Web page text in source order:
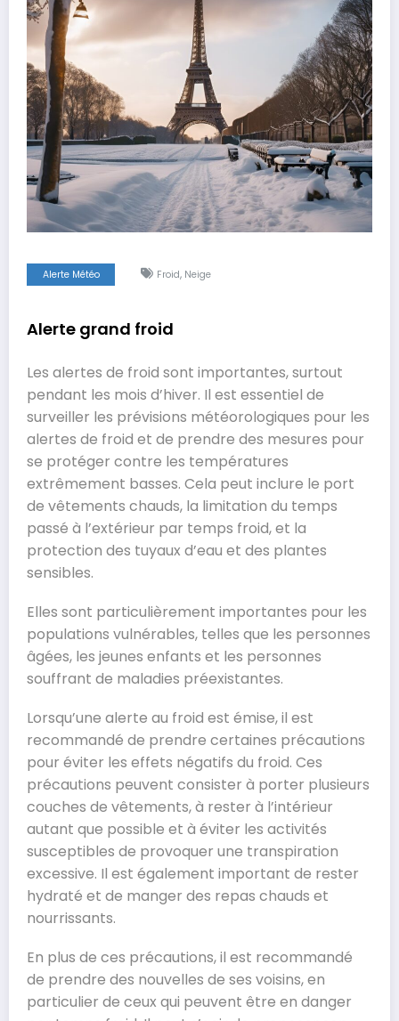
Alerte Météo Froid, Neige
Alerte grand froid
Les alertes de froid sont importantes, surtout
pendant les mois d’hiver. Il est essentiel de
surveiller les prévisions météorologiques pour les
alertes de froid et de prendre des mesures pour
se protéger contre les températures
extrêmement basses. Cela peut inclure le port
de vêtements chauds, la limitation du temps
passé à l’extérieur par temps froid, et la
protection des tuyaux d’eau et des plantes
sensibles.
Elles sont particulièrement importantes pour les
populations vulnérables, telles que les personnes
âgées, les jeunes enfants et les personnes
souffrant de maladies préexistantes.
Lorsqu’une alerte au froid est émise, il est
recommandé de prendre certaines précautions
pour éviter les effets négatifs du froid. Ces
précautions peuvent consister à porter plusieurs
couches de vêtements, à rester à l’intérieur
autant que possible et à éviter les activités
susceptibles de provoquer une transpiration
excessive. Il est également important de rester
hydraté et de manger des repas chauds et
nourrissants.
En plus de ces précautions, il est recommandé
de prendre des nouvelles de ses voisins, en
particulier de ceux qui peuvent être en danger